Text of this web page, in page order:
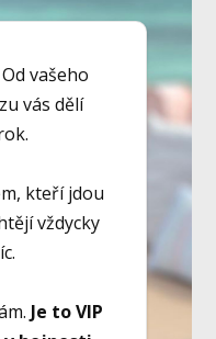
vašeho
vás dělí
kteří jdou
vždycky
Je to VIP